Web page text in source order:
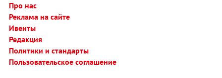
Про нас
Реклама на сайте
Ивенты
Редакция
Политики и стандарты
Пользовательское соглашение